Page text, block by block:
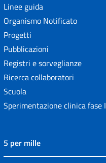
Linee guida
Organismo Notificato
Progetti
Pubblicazioni
Registri e sorveglianze
Ricerca collaboratori
Scuola
Sperimentazione clinica fase I
5 per mille